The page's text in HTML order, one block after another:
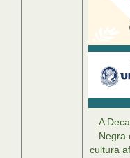
A
Negra
cultura